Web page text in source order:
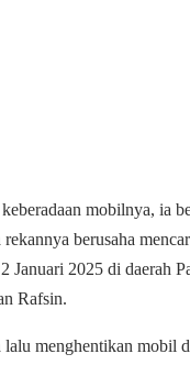
mobilnya, ia
rekannya berusaha
Januari 2025 di daerah
Rafsin.
menghentikan mobil